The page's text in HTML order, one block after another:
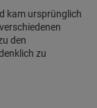
kam ursprünglich
den
zu